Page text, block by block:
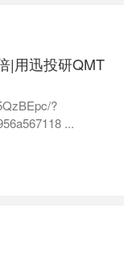
|用迅投研QMT
?
...